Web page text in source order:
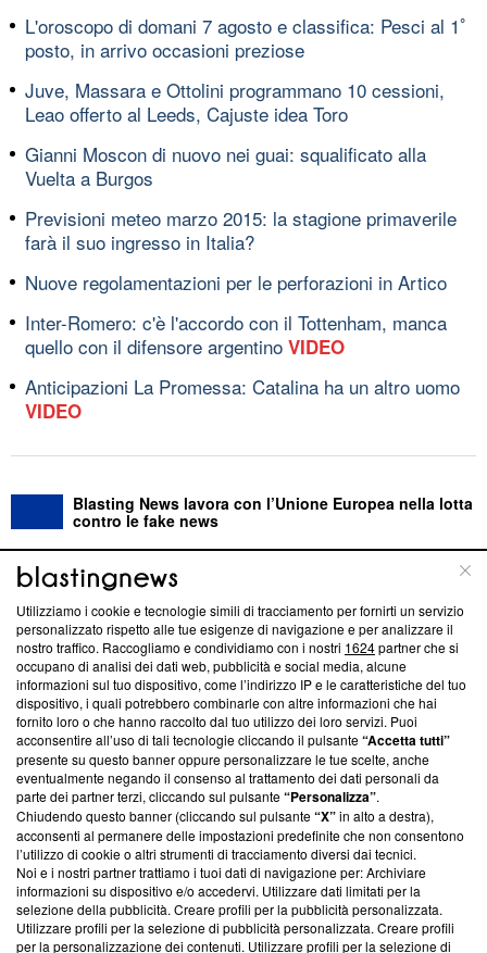
L'oroscopo di domani 7 agosto e classifica: Pesci al 1ﾟ
posto, in arrivo occasioni preziose
Juve, Massara e Ottolini programmano 10 cessioni,
Leao offerto al Leeds, Cajuste idea Toro
Gianni Moscon di nuovo nei guai: squalificato alla
Vuelta a Burgos
Previsioni meteo marzo 2015: la stagione primaverile
farà il suo ingresso in Italia?
Nuove regolamentazioni per le perforazioni in Artico
Inter-Romero: c'è l'accordo con il Tottenham, manca
quello con il difensore argentino VIDEO
Anticipazioni La Promessa: Catalina ha un altro uomo
VIDEO
Blasting News lavora con l’Unione Europea nella lotta
contro le fake news
ABOUT LINEA EDITORIALE
Questa sezione offre informazioni trasparenti su Blasting
News, sui nostri processi editoriali e su come ci impegniamo a
creare news di qualità. Inoltre, afferma la nostra aderenza a
‘Trust Project - News with Integrity’Blasting News non è
ancora membro del programma, ma ha richiesto di farne
parte; Trust Project non ha ancora effettuato una verifica di
conformità agli standard.
Su di noi
Team editoriale
Corporate
Redazione
Utilizziamo i cookie e tecnologie simili di tracciamento per fornirti un servizio
personalizzato rispetto alle tue esigenze di navigazione e per analizzare il
nostro traffico. Raccogliamo e condividiamo con i nostri 1624partner che si
occupano di analisi dei dati web, pubblicità e social media, alcune
informazioni sul tuo dispositivo, come l’indirizzo IP e le caratteristiche del tuo
dispositivo, i quali potrebbero combinarle con altre informazioni che hai
fornito loro o che hanno raccolto dal tuo utilizzo dei loro servizi. Puoi
acconsentire all’uso di tali tecnologie cliccando il pulsante“Accetta tutti”
presente su questo banner oppure personalizzare le tue scelte, anche
eventualmente negando il consenso al trattamento dei dati personali da
parte dei partner terzi, cliccando sul pulsante“Personalizza”.
Chiudendo questo banner (cliccando sul pulsante“X”in alto a destra),
acconsenti al permanere delle impostazioni predefinite che non consentono
l’utilizzo di cookie o altri strumenti di tracciamento diversi dai tecnici.
Noi e i nostri partner trattiamo i tuoi dati di navigazione per: Archiviare
informazioni su dispositivo e/o accedervi. Utilizzare dati limitati per la
selezione della pubblicità. Creare profili per la pubblicità personalizzata.
Utilizzare profili per la selezione di pubblicità personalizzata. Creare profili
per la personalizzazione dei contenuti. Utilizzare profili per la selezione di